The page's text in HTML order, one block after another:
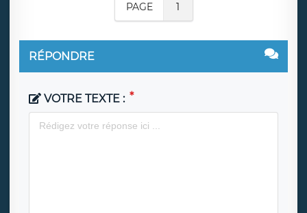
PAGE 1
RÉPONDRE
VOTRE TEXTE :